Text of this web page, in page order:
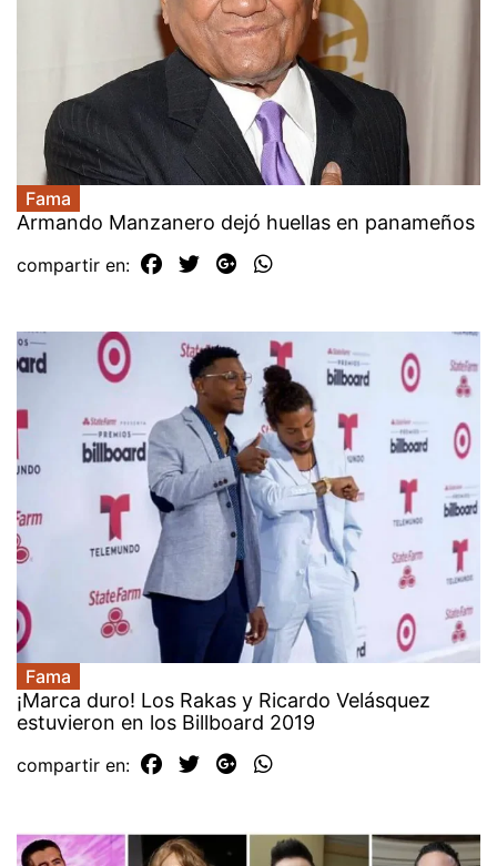
Fama
Armando Manzanero dejó huellas en panameños
compartir en:
Fama
¡Marca duro! Los Rakas y Ricardo Velásquez
estuvieron en los Billboard 2019
compartir en: